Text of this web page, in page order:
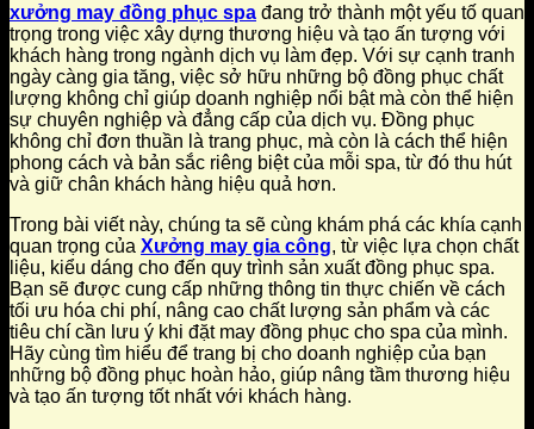
xưởng may đồng phục spa đang trở thành một yếu tố quan
trọng trong việc xây dựng thương hiệu và tạo ấn tượng với
khách hàng trong ngành dịch vụ làm đẹp. Với sự cạnh tranh
ngày càng gia tăng, việc sở hữu những bộ đồng phục chất
lượng không chỉ giúp doanh nghiệp nổi bật mà còn thể hiện
sự chuyên nghiệp và đẳng cấp của dịch vụ. Đồng phục
không chỉ đơn thuần là trang phục, mà còn là cách thể hiện
phong cách và bản sắc riêng biệt của mỗi spa, từ đó thu hút
và giữ chân khách hàng hiệu quả hơn.
Trong bài viết này, chúng ta sẽ cùng khám phá các khía cạnh
quan trọng của Xưởng may gia công, từ việc lựa chọn chất
liệu, kiểu dáng cho đến quy trình sản xuất đồng phục spa.
Bạn sẽ được cung cấp những thông tin thực chiến về cách
tối ưu hóa chi phí, nâng cao chất lượng sản phẩm và các
tiêu chí cần lưu ý khi đặt may đồng phục cho spa của mình.
Hãy cùng tìm hiểu để trang bị cho doanh nghiệp của bạn
những bộ đồng phục hoàn hảo, giúp nâng tầm thương hiệu
và tạo ấn tượng tốt nhất với khách hàng.